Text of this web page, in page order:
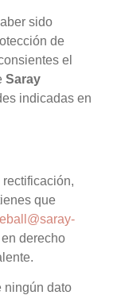
sido
de
el
Saray
indicadas en
que
derecho
ningún dato